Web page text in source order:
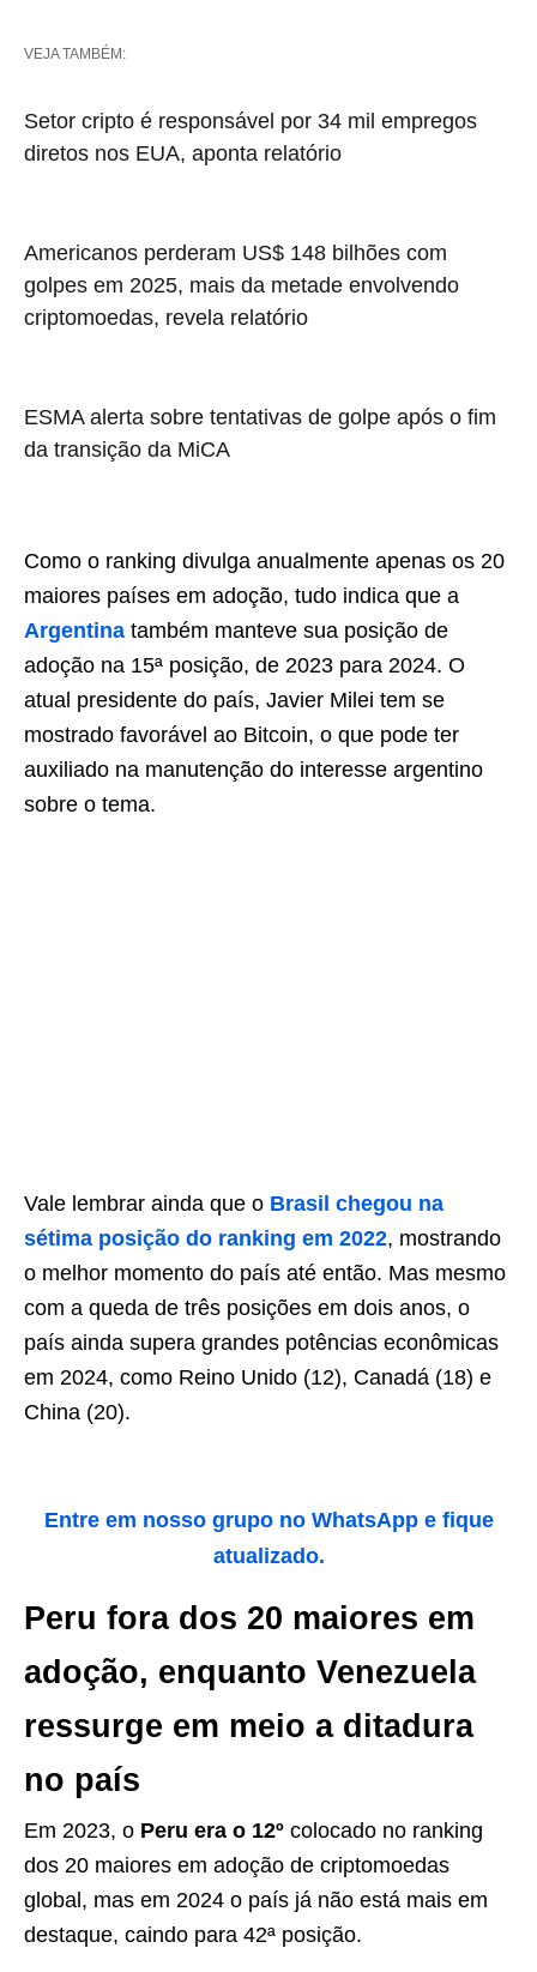
VEJA TAMBÉM:
Setor cripto é responsável por 34 mil empregos
diretos nos EUA, aponta relatório
Americanos perderam US$ 148 bilhões com
golpes em 2025, mais da metade envolvendo
criptomoedas, revela relatório
ESMA alerta sobre tentativas de golpe após o fim
da transição da MiCA
Como o ranking divulga anualmente apenas os 20
maiores países em adoção, tudo indica que a
Argentina também manteve sua posição de
adoção na 15ª posição, de 2023 para 2024. O
atual presidente do país, Javier Milei tem se
mostrado favorável ao Bitcoin, o que pode ter
auxiliado na manutenção do interesse argentino
sobre o tema.
Vale lembrar ainda que o Brasil chegou na
sétima posição do ranking em 2022, mostrando
o melhor momento do país até então. Mas mesmo
com a queda de três posições em dois anos, o
país ainda supera grandes potências econômicas
em 2024, como Reino Unido (12), Canadá (18) e
China (20).
Entre em nosso grupo no WhatsApp e fique
atualizado.
Peru fora dos 20 maiores em
adoção, enquanto Venezuela
ressurge em meio a ditadura
no país
Em 2023, o Peru era o 12º colocado no ranking
dos 20 maiores em adoção de criptomoedas
global, mas em 2024 o país já não está mais em
destaque, caindo para 42ª posição.